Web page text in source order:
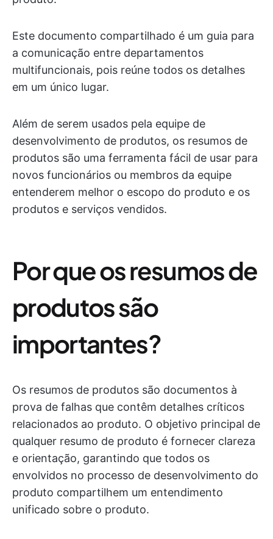
Este documento compartilhado é um guia para
a comunicação entre departamentos
multifuncionais, pois reúne todos os detalhes
em um único lugar.
Além de serem usados pela equipe de
desenvolvimento de produtos, os resumos de
produtos são uma ferramenta fácil de usar para
novos funcionários ou membros da equipe
entenderem melhor o escopo do produto e os
produtos e serviços vendidos.
Por que os resumos de
produtos são
importantes?
Os resumos de produtos são documentos à
prova de falhas que contêm detalhes críticos
relacionados ao produto. O objetivo principal de
qualquer resumo de produto é fornecer clareza
e orientação, garantindo que todos os
envolvidos no processo de desenvolvimento do
produto compartilhem um entendimento
unificado sobre o produto.